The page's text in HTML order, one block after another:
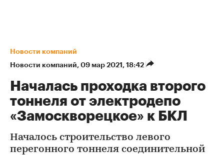
Новости компаний
Новости компаний⁠, 09 мар 2021, 18:42
Началась проходка второго
тоннеля от электродепо
«Замоскворецкое» к БКЛ
Началось строительство левого
перегонного тоннеля соединительной